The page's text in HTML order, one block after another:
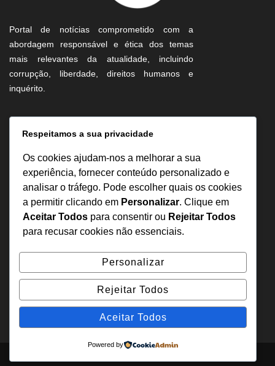
Portal de notícias comprometido com a
abordagem responsável e ética dos temas
mais relevantes da atualidade, incluindo
corrupção, liberdade, direitos humanos e
inquérito.
Informação
Sobre Nós
Estatuto Editorial
Inquérito
Denuncia
Política de Privacidade
Contactos
+244 957 277 922
denuncia@odecreto.com
Angola - Luanda, Viana
Respeitamos a sua privacidade
Os cookies ajudam-nos a melhorar a sua
experiência, fornecer conteúdo personalizado e
analisar o tráfego. Pode escolher quais os cookies
a permitir clicando em Personalizar. Clique em
Aceitar Todos para consentir ou Rejeitar Todos
para recusar cookies não essenciais.
Personalizar
Rejeitar Todos
Aceitar Todos
Powered by